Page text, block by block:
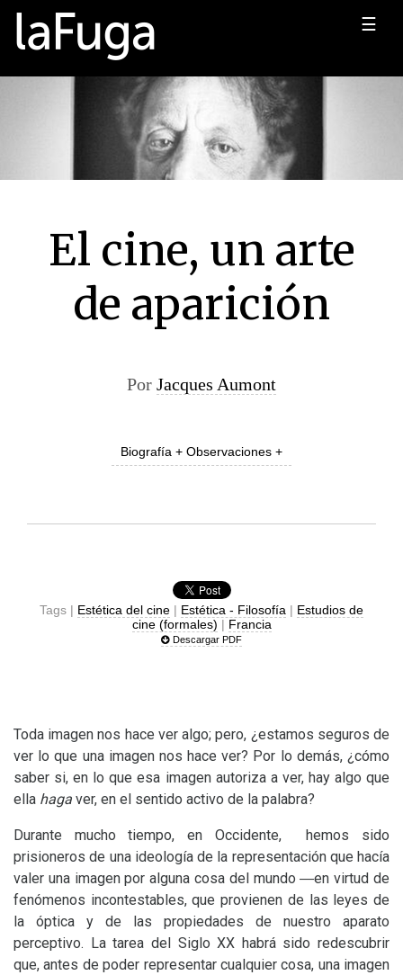
☰
El cine, un arte
de aparición
Por Jacques Aumont
Biografía + Observaciones +
Tags | Estética del cine | Estética - Filosofía | Estudios de
cine (formales) | Francia
Descargar PDF
Toda imagen nos hace ver algo; pero, ¿estamos seguros de
ver lo que una imagen nos hace ver? Por lo demás, ¿cómo
saber si, en lo que esa imagen autoriza a ver, hay algo que
ella haga ver, en el sentido activo de la palabra?
Durante mucho tiempo, en Occidente, hemos sido
prisioneros de una ideología de la representación que hacía
valer una imagen por alguna cosa del mundo ―en virtud de
fenómenos incontestables, que provienen de las leyes de
la óptica y de las propiedades de nuestro aparato
perceptivo. La tarea del SigloXX habrá sido redescubrir
que, antes de poder representar cualquier cosa, una imagen